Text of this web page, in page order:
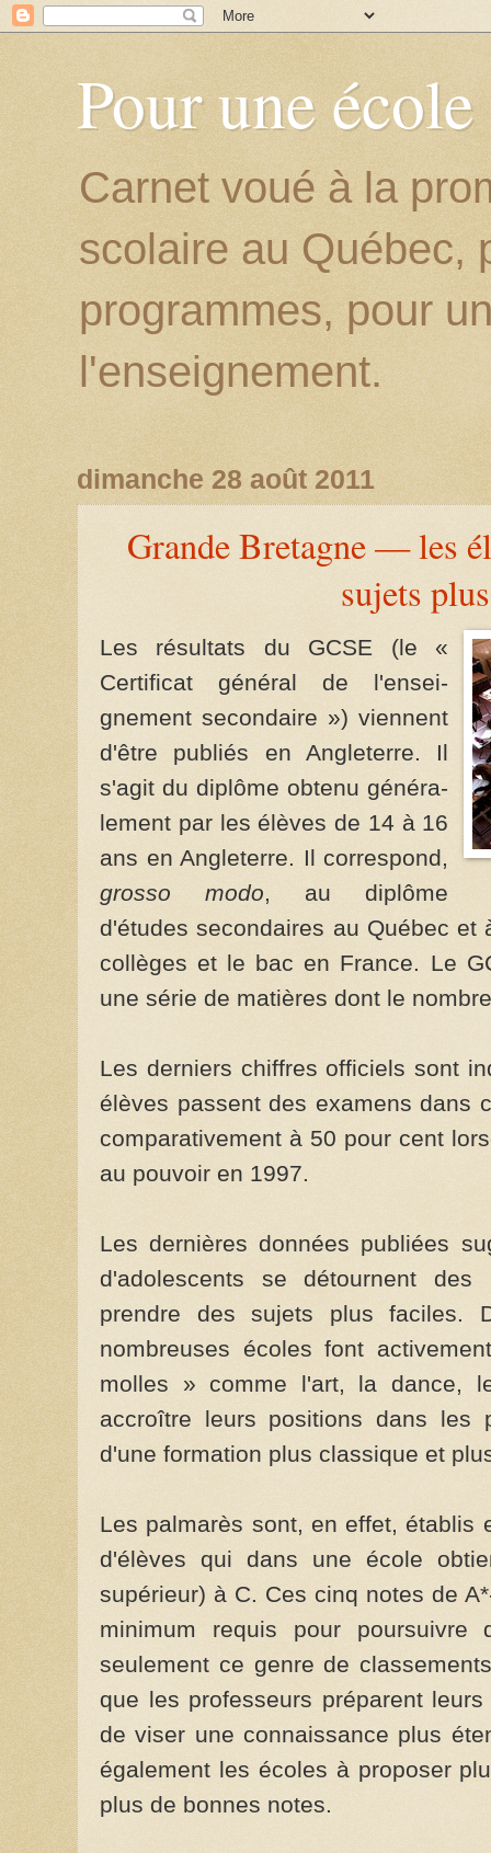
Pour une
Carnet voué à la
scolaire au Québec,
programmes, pour
l'enseignement.
dimanche 28 août 2011
Grande Bretagne — les
sujets
Les résultats du GCSE (le «
Certi­ficat général de l'ensei­
gnement secondaire ») viennent
d'être publiés en Angleterre. Il
s'agit du diplôme obtenu géné­ra­
lement par les élèves de 14 à 16
ans en Angleterre. Il correspond,
grosso modo, au diplôme
d'études secon­daires au Québec
col­lèges et le bac en France. Le
une série de matières dont le
Les derniers chiffres officiels sont
élèves passent des examens dans
comparativement à 50 pour cent
au pouvoir en 1997.
Les dernières données publiées
d'adolescents se détournent
prendre des sujets plus faciles.
nombreuses écoles font
molles » comme l'art, la dance,
accroître leurs positions dans les
d'une formation plus classique et
Les palmarès sont, en effet, établis
d'élèves qui dans une école
supérieur) à C. Ces cinq notes de
minimum requis pour poursuivre
seulement ce genre de
que les professeurs préparent
de viser une connaissance plus
également les écoles à proposer
plus de bonnes notes.